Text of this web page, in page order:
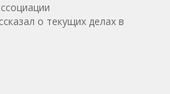
о текущих делах в